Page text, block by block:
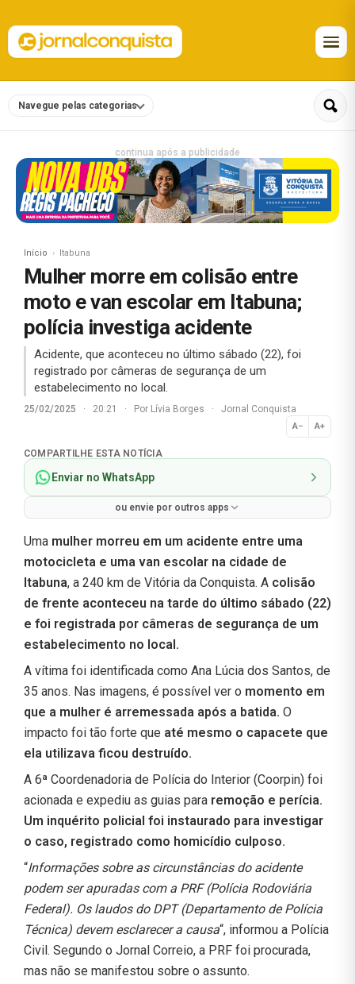
Navegue pelas categorias
continua após a publicidade
Início Itabuna
Mulher morre em colisão entre
moto e van escolar em Itabuna;
polícia investiga acidente
Acidente, que aconteceu no último sábado (22), foi
registrado por câmeras de segurança de um
estabelecimento no local.
25/02/2025 · 20:21 · Por Lívia Borges · Jornal Conquista
A− A+
Normal
COMPARTILHE ESTA NOTÍCIA
Enviar no WhatsApp
ou envie por outros apps
Uma mulher morreu em um acidente entre uma
motocicleta e uma van escolar na cidade de
Itabuna, a 240 km de Vitória da Conquista. A colisão
de frente aconteceu na tarde do último sábado (22)
e foi registrada por câmeras de segurança de um
estabelecimento no local.
A vítima foi identificada como Ana Lúcia dos Santos, de
35 anos. Nas imagens, é possível ver o momento em
que a mulher é arremessada após a batida. O
impacto foi tão forte que até mesmo o capacete que
ela utilizava ficou destruído.
A 6ª Coordenadoria de Polícia do Interior (Coorpin) foi
acionada e expediu as guias para remoção e perícia.
Um inquérito policial foi instaurado para investigar
o caso, registrado como homicídio culposo.
“Informações sobre as circunstâncias do acidente
podem ser apuradas com a PRF (Polícia Rodoviária
Federal). Os laudos do DPT (Departamento de Polícia
Técnica) devem esclarecer a causa“, informou a Polícia
Civil. Segundo o Jornal Correio, a PRF foi procurada,
mas não se manifestou sobre o assunto.